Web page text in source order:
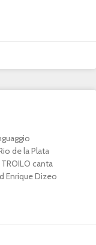
de la Plata
TROILO canta
Enrique Dizeo